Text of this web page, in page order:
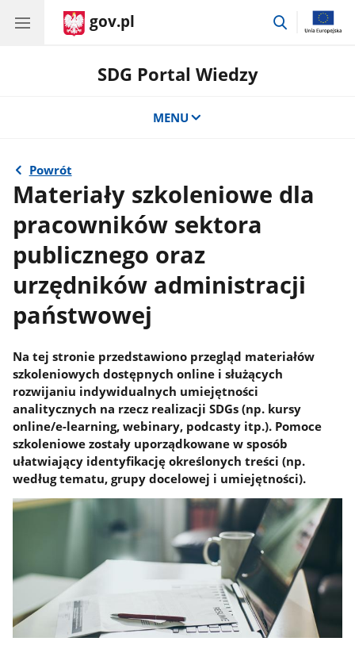
gov.pl
przejdź
SDG Portal Wiedzy
MENU
Powrót
Materiały szkoleniowe dla
pracowników sektora
publicznego oraz
urzędników administracji
państwowej
Na tej stronie przedstawiono przegląd materiałów
szkoleniowych dostępnych online i służących
rozwijaniu indywidualnych umiejętności
analitycznych na rzecz realizacji SDGs (np. kursy
online/e-learning, webinary, podcasty itp.). Pomoce
szkoleniowe zostały uporządkowane w sposób
ułatwiający identyfikację określonych treści (np.
według tematu, grupy docelowej i umiejętności).